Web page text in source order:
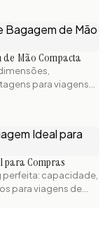
Mão Compacta
para viagens
Guia prático
para Compras
capacidade,
para viagens de
sua próxima